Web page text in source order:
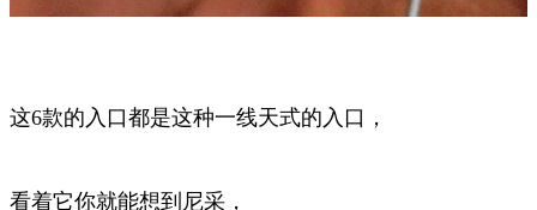
这6款的入口都是这种一线天式的入口，
看着它你就能想到尼采，